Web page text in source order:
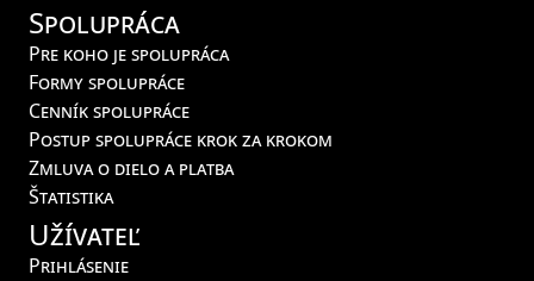
Spolupráca
Pre koho je spolupráca
Formy spolupráce
Cenník spolupráce
Postup spolupráce krok za krokom
Zmluva o dielo a platba
Štatistika
Užívateľ
Prihlásenie